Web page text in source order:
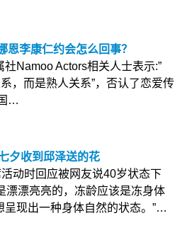
恩李康仁约会怎么回事？
Namoo Actors相关人士表示:”
，而是熟人关系”，否认了恋爱传
…
夕收到邱泽送的花
时回应被网友说40岁状态下
漂漂亮亮的，冻龄应该是冻身体
呈现出一种身体自然的状态。”…